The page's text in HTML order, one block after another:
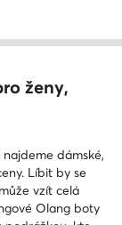
ženy,
dámské,
Líbit by se
vzít celá
Olang boty